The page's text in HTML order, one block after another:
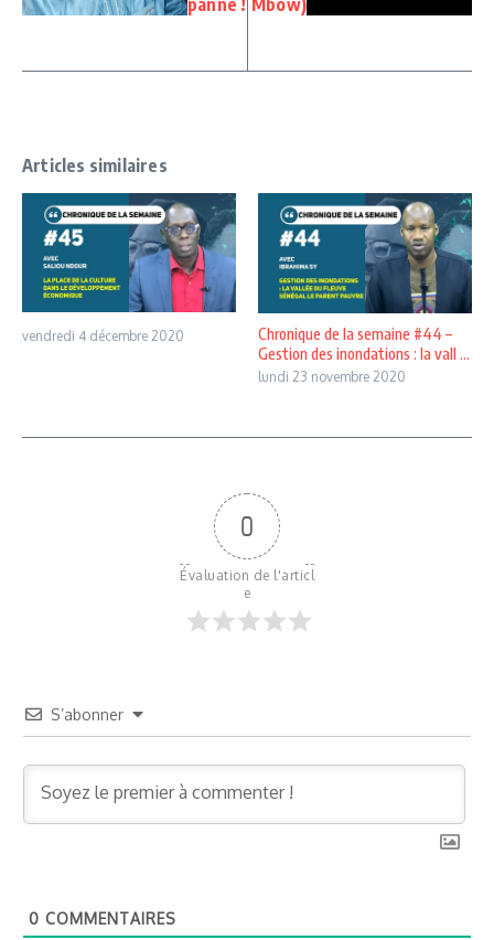
Articles similaires
vendredi 4 décembre 2020
Chronique de la semaine #44 –
Gestion des inondations : la vall ...
lundi 23 novembre 2020
0
Évaluation de l'articl
e
S’abonner
0 COMMENTAIRES